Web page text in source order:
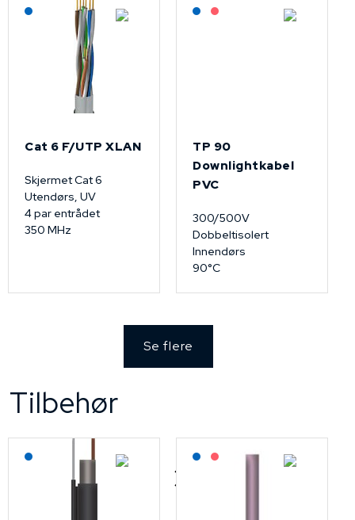
Lagerført: NEK Kabel
Cat 6 F/UTP XLAN
Skjermet Cat 6
Utendørs, UV
4 par entrådet
350 MHz
Lagerført: NEK Kabel
På forespørsel
TP 90
Downlightkabel
PVC
300/500V
Dobbeltisolert
Innendørs
90°C
Se flere
Tilbehør
Lagerført: NEK Kabel Lagerført: NEK Kabel
På forespørsel